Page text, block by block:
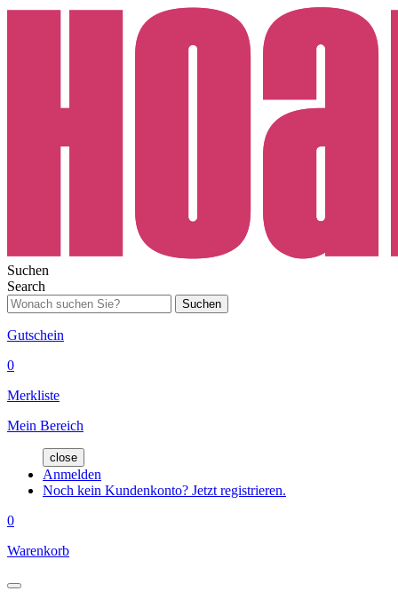
Suchen
Search
Suchen
Gutschein
0
Merkliste
Mein Bereich
close
Anmelden
Noch kein Kundenkonto? Jetzt registrieren.
0
Warenkorb